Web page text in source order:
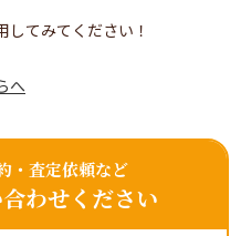
てみてください！
へ
・査定依頼など
わせください